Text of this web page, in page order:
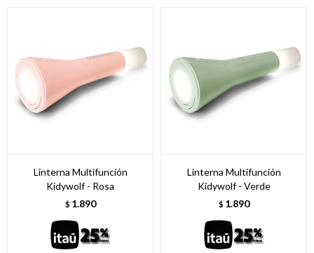
Linterna Multifunción
Kidywolf - Rosa
$ 1.890
Linterna Multifunción
Kidywolf - Verde
$ 1.890